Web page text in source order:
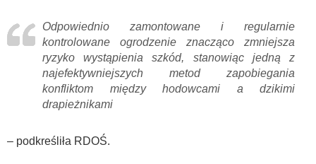
Odpowiednio zamontowane i regularnie
kontrolowane ogrodzenie znacząco zmniejsza
ryzyko wystąpienia szkód, stanowiąc jedną z
najefektywniejszych metod zapobiegania
konfliktom między hodowcami a dzikimi
drapieżnikami
– podkreśliła RDOŚ.